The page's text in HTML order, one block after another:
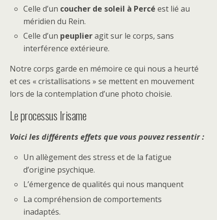
Celle d’un coucher de soleil à Percé est lié au
méridien du Rein.
Celle d’un peuplieragit sur le corps, sans
interférence extérieure.
Notre corps garde en mémoire ce qui nous a heurté
et ces « cristallisations » se mettent en mouvement
lors de la contemplation d’une photo choisie.
Le processus Irisame
Voici les différents effets que vous pouvez ressentir :
Un allègement des stress et de la fatigue
d’origine psychique.
L’émergence de qualités qui nous manquent
La compréhension de comportements
inadaptés.